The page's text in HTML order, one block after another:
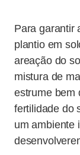
Para garantir
plantio em
areação do
mistura de
estrume bem
fertilidade do
um ambiente